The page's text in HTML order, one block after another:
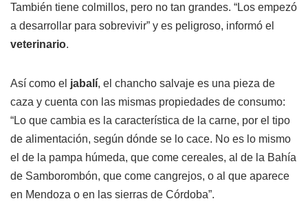
También tiene colmillos, pero no tan grandes. “Los empezó
a desarrollar para sobrevivir” y es peligroso, informó el
veterinario.
Así como el jabalí, el chancho salvaje es una pieza de
caza y cuenta con las mismas propiedades de consumo:
“Lo que cambia es la característica de la carne, por el tipo
de alimentación, según dónde se lo cace. No es lo mismo
el de la pampa húmeda, que come cereales, al de la Bahía
de Samborombón, que come cangrejos, o al que aparece
en Mendoza o en las sierras de Córdoba”.